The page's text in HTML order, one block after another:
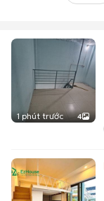
1 phút trước 4